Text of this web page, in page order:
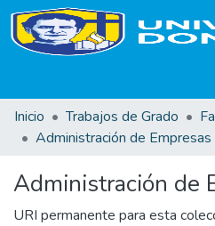
Inicio
Trabajos de Grado
Administración de Empresas
Administración de
URI permanente para esta